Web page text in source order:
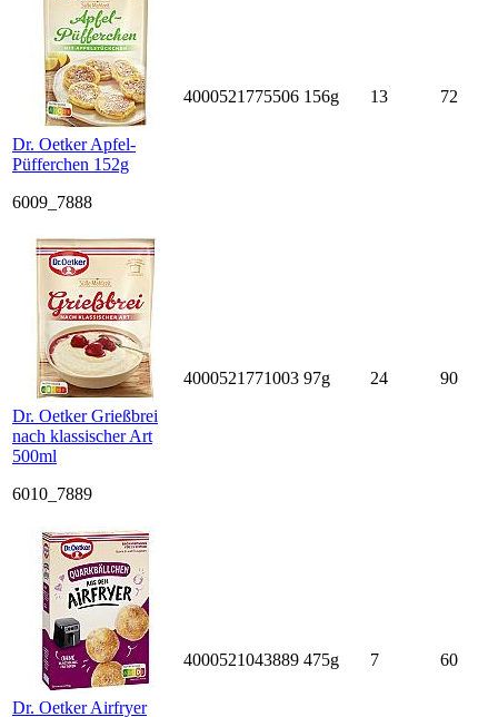
Dr. Oetker Apfel-
Püfferchen 152g
6009_7888
4000521775506 156g 13 72
Dr. Oetker Grießbrei
nach klassischer Art
500ml
6010_7889
4000521771003 97g 24 90
Dr. Oetker Airfryer
4000521043889 475g 7 60